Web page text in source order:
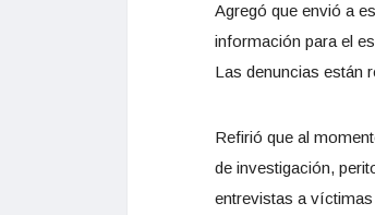
Agregó que envió a
información para el
Las denuncias están
Refirió que al
de investigación,
entrevistas a